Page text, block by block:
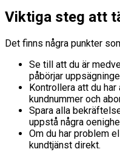
Viktiga steg att
Det finns några punkter
Se till att du är
påbörjar
Kontrollera att du
kundnummer och
Spara alla
uppstå några
Om du har problem
kundtjänst direkt.